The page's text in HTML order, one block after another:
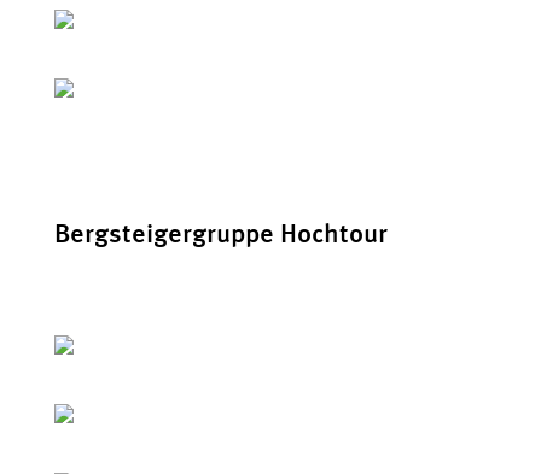
Bergsteigergruppe Hochtour